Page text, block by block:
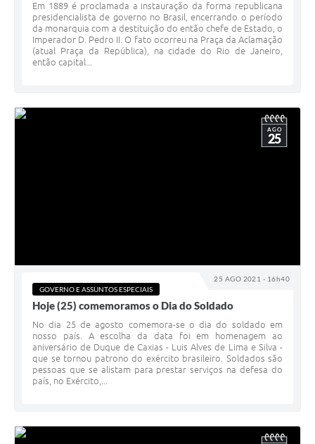
Turismo
Galeria de Vídeos
Agenda
Diário Oficial
Em 1889 é proclamada a instauração da forma republicana
presidencialista de governo no Brasil, encerrando o período
da monarquia com a destituição do então chefe de Estado, o
Imperador D. Pedro II. O fato ocorreu na Praça da Aclamação
(atual Praça da República), na cidade do Rio de Janeiro,
então capital...
25 AGO 2021 - 16h40
AGO
25
GOVERNO E ASSUNTOS ESPECIAIS
Hoje (25) comemoramos o Dia do Soldado
No dia 25 de agosto comemora-se o dia do soldado em
nosso país. A escolha da data foi em homenagem ao
aniversário de Duque de Caxias - Luis Alves de Lima e Silva -
que se tornou patrono do exército brasileiro. Soldados são
pessoas que se alistam para prestar serviços na defesa do
país, no Exército,...